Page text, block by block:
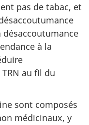
pas de tabac, et
désaccoutumance
à la
au fil du
sont composés
médicinaux, y